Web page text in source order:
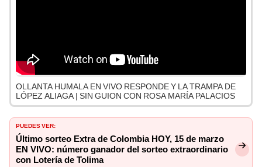
OLLANTA HUMALA EN VIVO RESPONDE Y LA TRAMPA DE
LÓPEZ ALIAGA | SIN GUION CON ROSA MARÍA PALACIOS
PUEDES VER:
Último sorteo Extra de Colombia HOY, 15 de marzo
EN VIVO: número ganador del sorteo extraordinario
con Lotería de Tolima